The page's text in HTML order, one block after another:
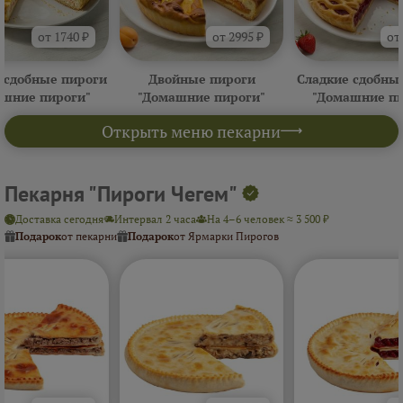
Открыть меню пекарни
от 1740 ₽
пироги
пироги"
от 2995 ₽
Двойные пироги
"Домашние пироги"
от
Сладкие
"Домашние
Пекарня "Пироги Чегем"
Доставка сегодня Интервал 2 часа
На 4–6 человек ≈ 3 500 ₽
Подарокот пекарни Подарокот Ярмарки Пирогов